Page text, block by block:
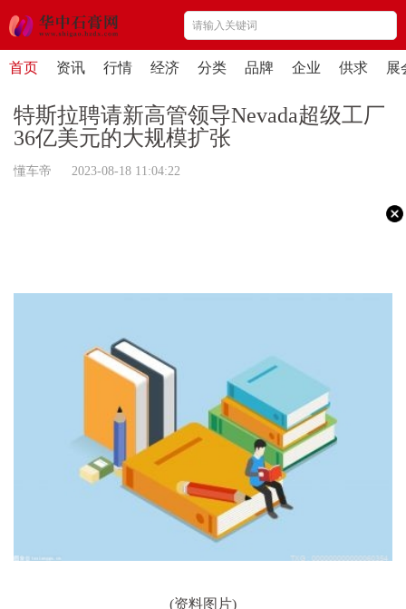
首页 资讯 行情 经济 分类 品牌 企业 供求 展
特斯拉聘请新高管领导Nevada超级工厂
36亿美元的大规模扩张
懂车帝 2023-08-18 11:04:22
(资料图片)